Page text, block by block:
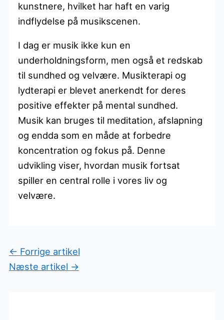
kunstnere, hvilket har haft en varig
indflydelse på musikscenen.
I dag er musik ikke kun en
underholdningsform, men også et redskab
til sundhed og velvære. Musikterapi og
lydterapi er blevet anerkendt for deres
positive effekter på mental sundhed.
Musik kan bruges til meditation, afslapning
og endda som en måde at forbedre
koncentration og fokus på. Denne
udvikling viser, hvordan musik fortsat
spiller en central rolle i vores liv og
velvære.
← Forrige artikel
Næste artikel →